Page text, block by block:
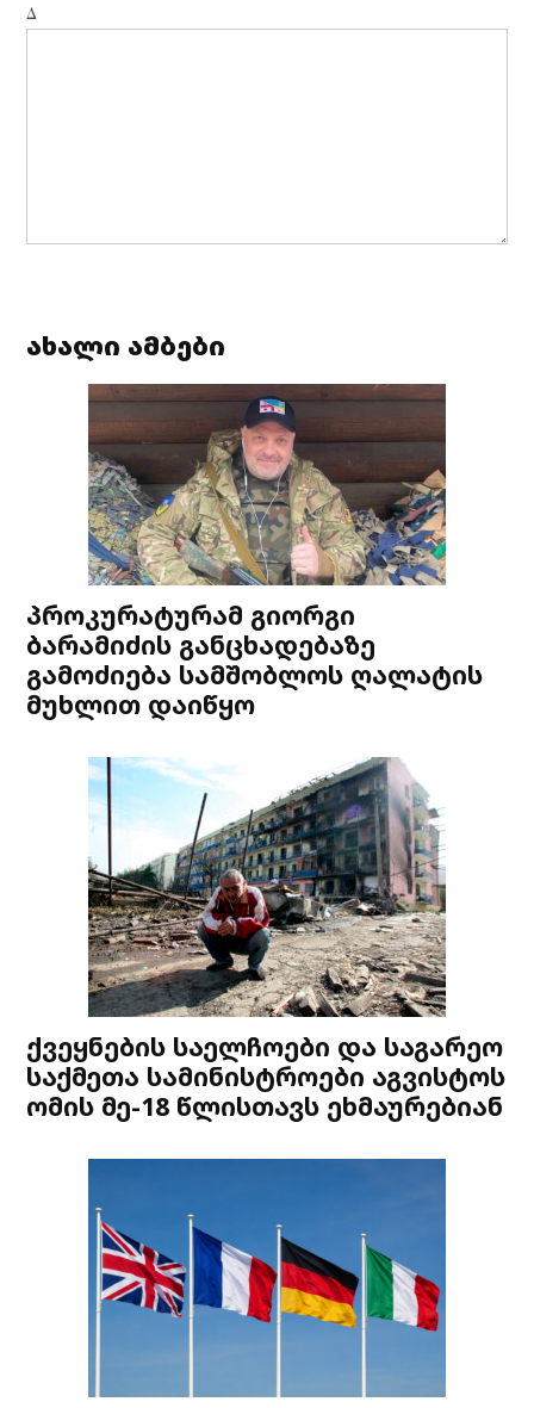
Δ
ახალი ამბები
პროკურატურამ გიორგი
ბარამიძის განცხადებაზე
გამოძიება სამშობლოს ღალატის
მუხლით დაიწყო
ქვეყნების საელჩოები და საგარეო
საქმეთა სამინისტროები აგვისტოს
ომის მე-18 წლისთავს ეხმაურებიან